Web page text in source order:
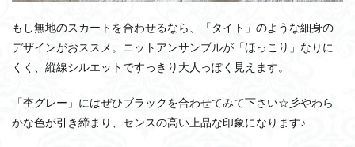
もし無地のスカートを合わせるなら、「タイト」のような細身の
デザインがおススメ。ニットアンサンブルが「ほっこり」なりに
くく、縦線シルエットですっきり大人っぽく見えます。
「杢グレー」にはぜひブラックを合わせてみて下さい☆彡やわら
かな色が引き締まり、センスの高い上品な印象になります♪